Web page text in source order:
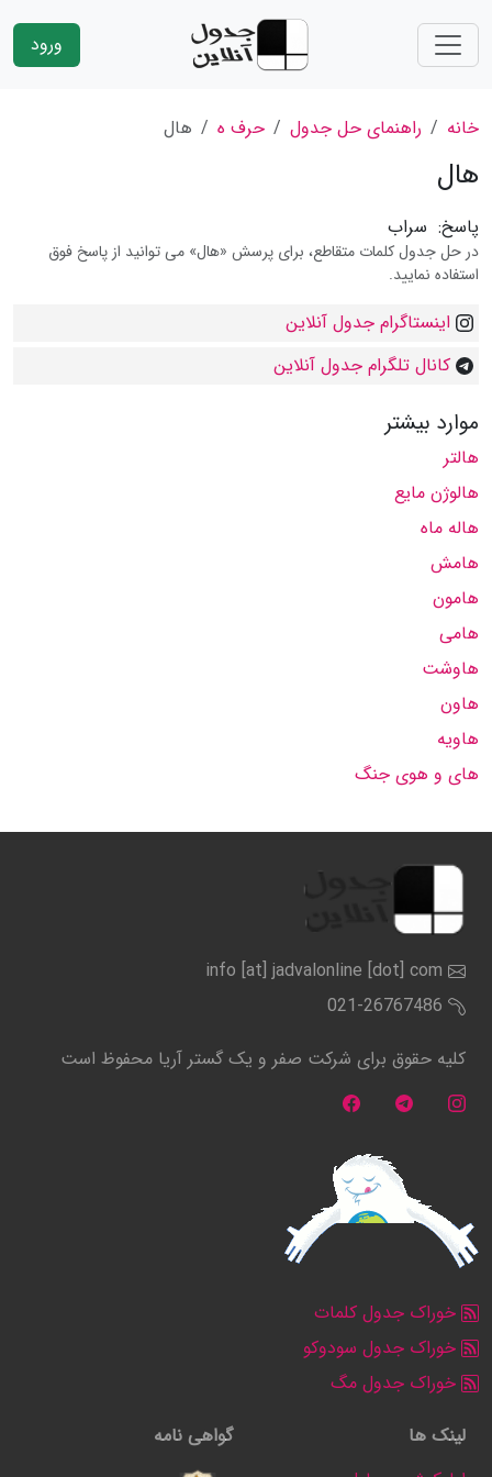
ورود
خانه راهنمای حل جدول حرف ه هال
هال
پاسخ: سراب
در حل جدول کلمات متقاطع، برای پرسش «هال» می توانید از پاسخ فوق
استفاده نمایید.
اینستاگرام جدول آنلاین
کانال تلگرام جدول آنلاین
موارد بیشتر
هالتر
هالوژن مایع
هاله ماه
هامش
هامون
هامی
هاوشت
هاون
هاویه
های و هوی جنگ
info [at] jadvalonline [dot] com
021-26767486
کلیه حقوق برای شرکت صفر و یک گستر آریا محفوظ است
خوراک جدول کلمات
خوراک جدول سودوکو
خوراک جدول مگ
لینک ها
گواهی نامه